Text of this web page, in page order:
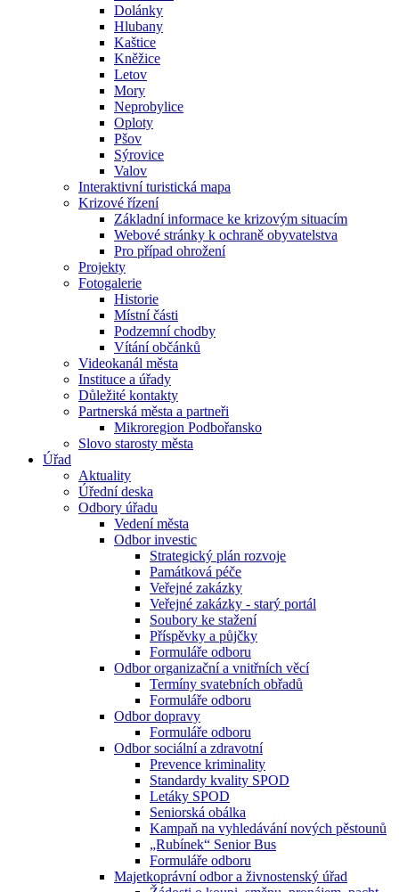
Dolánky
Hlubany
Kaštice
Kněžice
Letov
Mory
Neprobylice
Oploty
Pšov
Sýrovice
Valov
Interaktivní turistická mapa
Krizové řízení
Základní informace ke krizovým situacím
Webové stránky k ochraně obyvatelstva
Pro případ ohrožení
Projekty
Fotogalerie
Historie
Místní části
Podzemní chodby
Vítání občánků
Videokanál města
Instituce a úřady
Důležité kontakty
Partnerská města a partneři
Mikroregion Podbořansko
Slovo starosty města
Úřad
Aktuality
Úřední deska
Odbory úřadu
Vedení města
Odbor investic
Strategický plán rozvoje
Památková péče
Veřejné zakázky
Veřejné zakázky - starý portál
Soubory ke stažení
Příspěvky a půjčky
Formuláře odboru
Odbor organizační a vnitřních věcí
Termíny svatebních obřadů
Formuláře odboru
Odbor dopravy
Formuláře odboru
Odbor sociální a zdravotní
Prevence kriminality
Standardy kvality SPOD
Letáky SPOD
Seniorská obálka
Kampaň na vyhledávání nových pěstounů
„Rubínek“ Senior Bus
Formuláře odboru
Majetkoprávní odbor a živnostenský úřad